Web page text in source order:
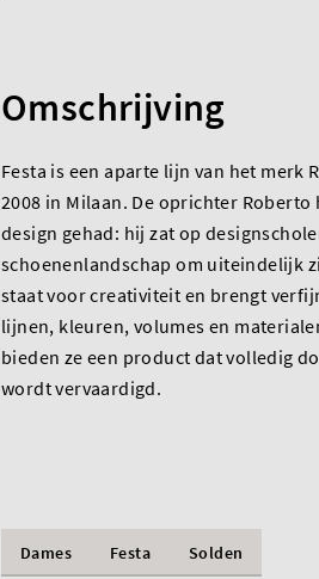
Omschrijving
Festa is een aparte lijn van het merk
2008 in Milaan. De oprichter
design gehad: hij zat op
schoenenlandschap om uiteindelijk
staat voor creativiteit en brengt
lijnen, kleuren, volumes en
bieden ze een product dat volledig
wordt vervaardigd.
Dames Festa Solden